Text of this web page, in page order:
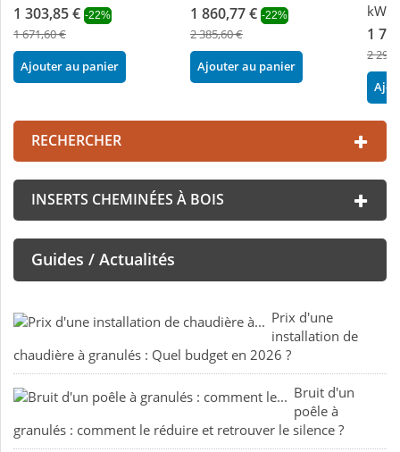
1 303,85 € -22%
1 671,60 €
Ajouter au panier
1 860,77 € -22%
2 385,60 €
Ajouter au panier
kW
1
2
RECHERCHER
INSERTS CHEMINÉES À BOIS
Guides / Actualités
Prix d'une
installation de
chaudière à granulés : Quel budget en 2026 ?
Bruit d'un
poêle à
granulés : comment le réduire et retrouver le silence ?